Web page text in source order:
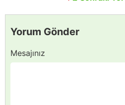
Yorum Gönder
Mesajınız